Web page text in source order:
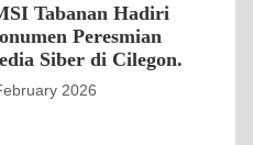
Tabanan Hadiri
Peresmian
Siber di Cilegon.
2026